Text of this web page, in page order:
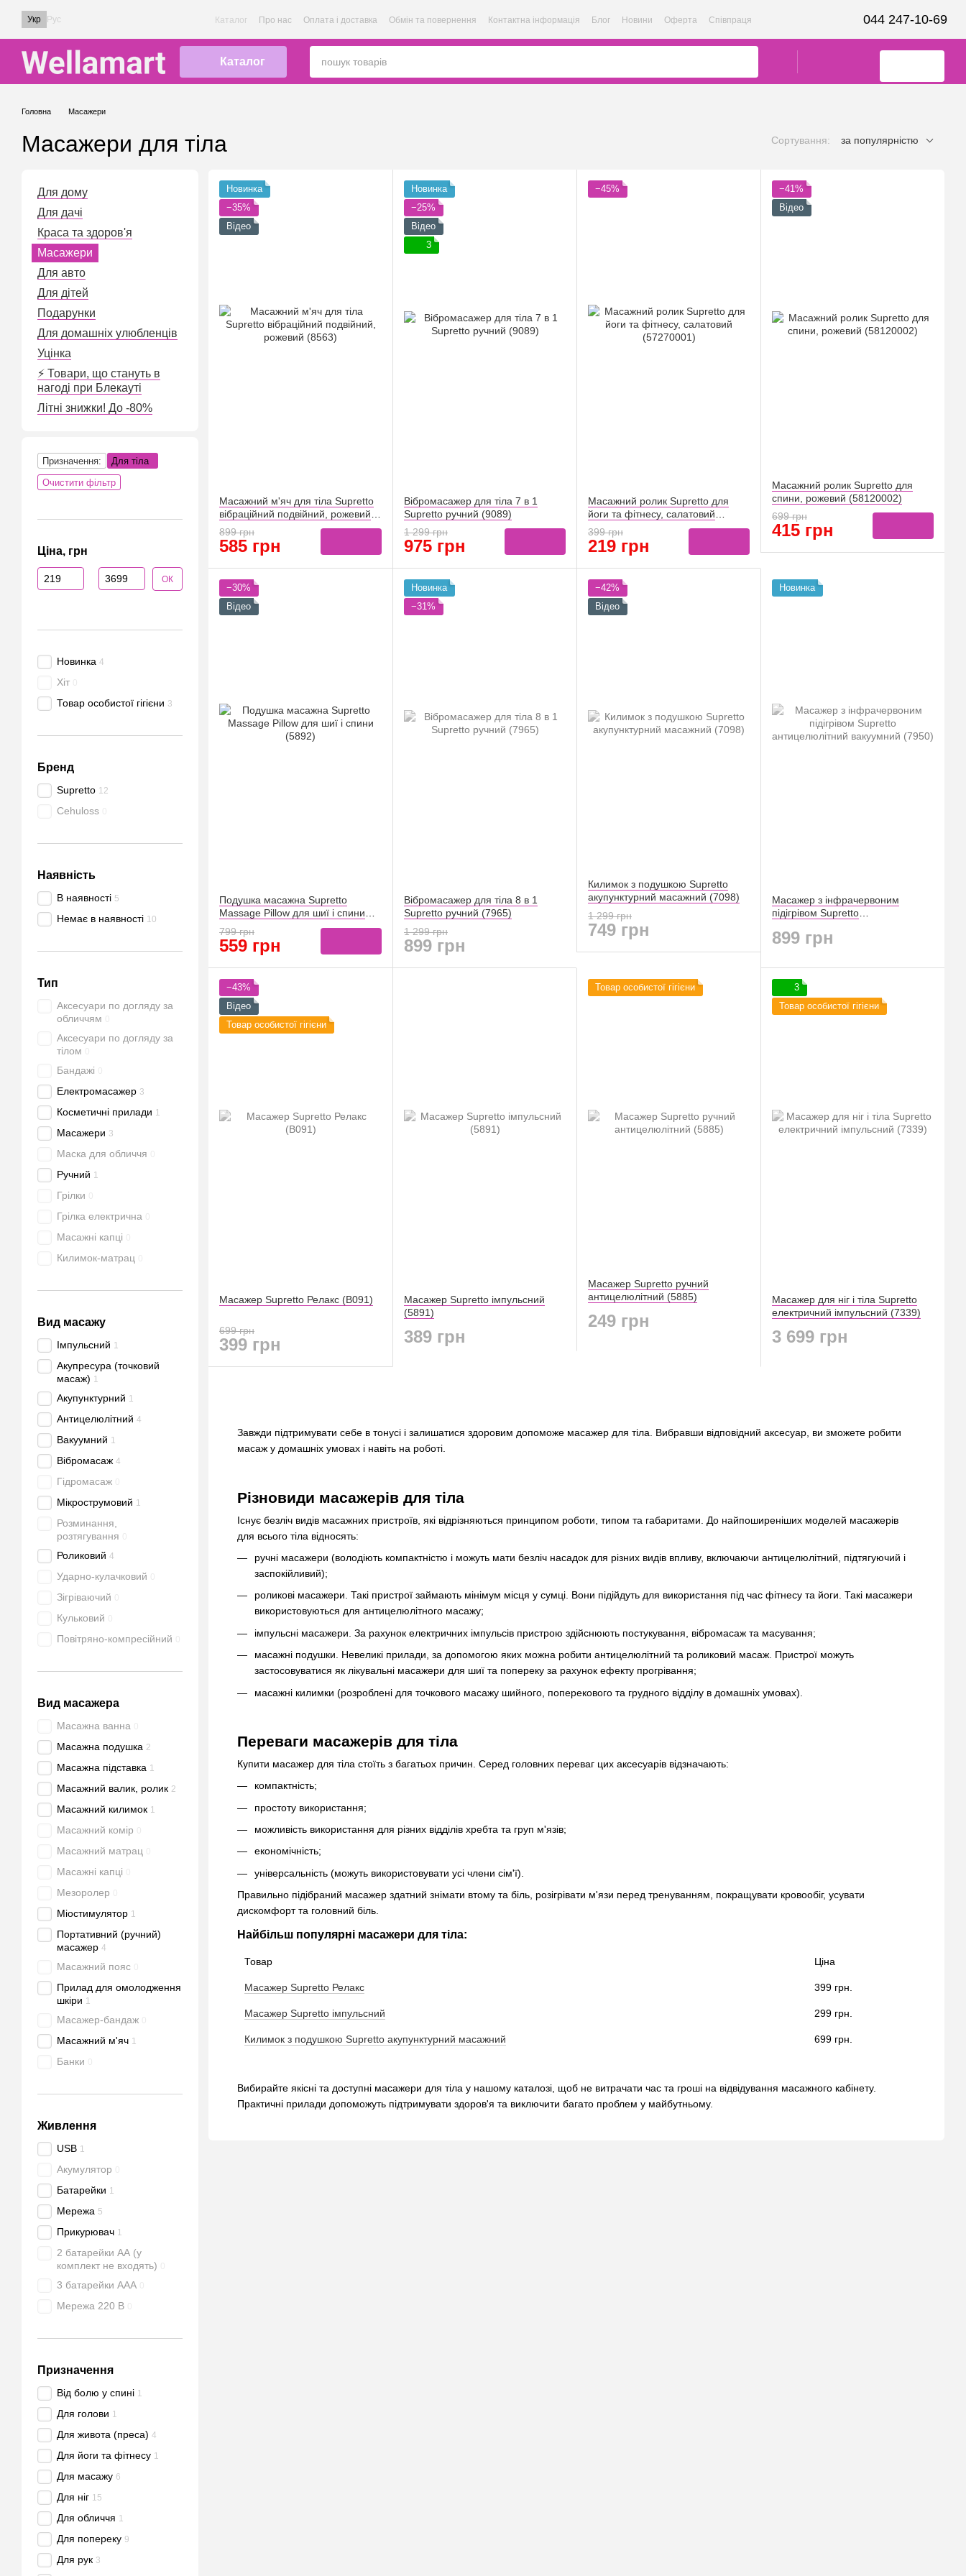
Перейти до основного контенту
Укр Рус Каталог Про нас Оплата і доставка Обмін та повернення Контактна інформація Блог Новини Оферта Співпраця 044 247-10-69
Каталог
Головна Масажери
Масажери для тіла Сортування: за популярністю
Завжди підтримувати себе в тонусі і залишатися здоровим допоможе масажер для тіла. Вибравши відповідний аксесуар, ви зможете робити
масаж у домашніх умовах і навіть на роботі.
Різновиди масажерів для тіла
Існує безліч видів масажних пристроїв, які відрізняються принципом роботи, типом та габаритами. До найпоширеніших моделей масажерів
для всього тіла відносять:
ручні масажери (володіють компактністю і можуть мати безліч насадок для різних видів впливу, включаючи антицелюлітний, підтягуючий і
заспокійливий);
роликові масажери. Такі пристрої займають мінімум місця у сумці. Вони підійдуть для використання під час фітнесу та йоги. Такі масажери
використовуються для антицелюлітного масажу;
імпульсні масажери. За рахунок електричних імпульсів пристрою здійснюють постукування, вібромасаж та масування;
масажні подушки. Невеликі прилади, за допомогою яких можна робити антицелюлітний та роликовий масаж. Пристрої можуть
застосовуватися як лікувальні масажери для шиї та попереку за рахунок ефекту прогрівання;
масажні килимки (розроблені для точкового масажу шийного, поперекового та грудного відділу в домашніх умовах).
Переваги масажерів для тіла
Купити масажер для тіла стоїть з багатьох причин. Серед головних переваг цих аксесуарів відзначають:
компактність;
простоту використання;
можливість використання для різних відділів хребта та груп м'язів;
економічність;
універсальність (можуть використовувати усі члени сім'ї).
Правильно підібраний масажер здатний знімати втому та біль, розігрівати м'язи перед тренуванням, покращувати кровообіг, усувати
дискомфорт та головний біль.
Найбільш популярні масажери для тіла:
Товар Ціна
Масажер Supretto Релакс 399 грн.
Масажер Supretto імпульсний 299 грн.
Килимок з подушкою Supretto акупунктурний масажний 699 грн.
Вибирайте якісні та доступні масажери для тіла у нашому каталозі, щоб не витрачати час та гроші на відвідування масажного кабінету.
Практичні прилади допоможуть підтримувати здоров'я та виключити багато проблем у майбутньому.
Новинка
−35%
Відео
Масажний м'яч для тіла Supretto
вібраційний подвійний, рожевий
(8563)
899 грн
585 грн
Новинка
−25%
Відео
3
Вібромасажер для тіла 7 в 1
Supretto ручний (9089)
1 299 грн
975 грн
−45%
Масажний ролик Supretto для
йоги та фітнесу, салатовий
(57270001)
399 грн
219 грн
−41%
Відео
Масажний ролик Supretto для
спини, рожевий (58120002)
699 грн
415 грн
−30%
Відео
Подушка масажна Supretto
Massage Pillow для шиї і спини
(5892)
799 грн
559 грн
Новинка
−31%
Вібромасажер для тіла 8 в 1
Supretto ручний (7965)
1 299 грн
899 грн
−42%
Відео
Килимок з подушкою Supretto
акупунктурний масажний (7098)
1 299 грн
749 грн
Новинка
Масажер з інфрачервоним
підігрівом Supretto
899 грн
−43%
Відео
Товар особистої гігієни
Масажер Supretto Релакс (B091)
699 грн
399 грн
Масажер Supretto імпульсний
(5891)
389 грн
Товар особистої гігієни
Масажер Supretto ручний
антицелюлітний (5885)
249 грн
3
Товар особистої гігієни
Масажер для ніг і тіла Supretto
електричний імпульсний (7339)
3 699 грн
Для дому
Для дачі
Краса та здоров'я
Масажери
Для авто
Для дітей
Подарунки
Для домашніх улюбленців
Уцінка
⚡️ Товари, що стануть в
нагоді при Блекауті
Літні знижки! До -80%
Призначення:
Для тіла
Очистити фільтр
Ціна, грн
Від Ціна, грн
До Ціна, грн
ОК
Новинка 4
Хіт
Товар особистої гігієни 3
Бренд
Supretto 12
Cehuloss
Наявність
В наявності 5
Немає в наявності 10
Тип
Аксесуари по догляду за
обличчям
Аксесуари по догляду за
тілом
Бандажі
Електромасажер 3
Косметичні прилади 1
Масажери 3
Маска для обличчя
Ручний 1
Грілки
Грілка електрична
Масажні капці
Килимок-матрац
Вид масажу
Імпульсний 1
Акупресура (точковий
масаж) 1
Акупунктурний 1
Антицелюлітний 4
Вакуумний 1
Вібромасаж 4
Гідромасаж
Мікрострумовий 1
Розминання,
розтягування
Роликовий 4
Ударно-кулачковий
Зігріваючий
Кульковий
Повітряно-компресійний
Вид масажера
Масажна ванна
Масажна подушка 2
Масажна підставка 1
Масажний валик, ролик 2
Масажний килимок 1
Масажний комір
Масажний матрац
Масажні капці
Мезоролер
Міостимулятор 1
Портативний (ручний)
масажер 4
Масажний пояс
Прилад для омолодження
шкіри 1
Масажер-бандаж
Масажний м'яч 1
Банки
Живлення
USB 1
Акумулятор
Батарейки 1
Мережа 5
Прикурювач 1
2 батарейки АА (у
комплект не входять)
3 батарейки ААА
Мережа 220 В
Призначення
Від болю у спині 1
Для голови 1
Для живота (преса) 4
Для йоги та фітнесу 1
Для масажу 6
Для ніг 15
Для обличчя 1
Для попереку 9
Для рук 3